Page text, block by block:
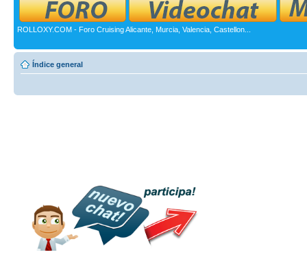
ROLLOXY.COM - Foro Cruising Alicante, Murcia, Valencia, Castellon...
Índice general